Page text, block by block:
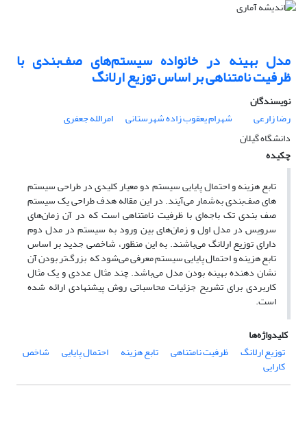
مدل بهینه در خانواده سیستم‌‌های صف‌بندی با
ظرفیت نامتناهی بر اساس توزیع ارلانگ
نویسندگان
رضا زارعی
شهرام یعقوب زاده شهرستانی
امرالله جعفری
دانشگاه گیلان
چکیده
تابع هزینه و احتمال پایایی سیستم دو معیار کلیدی در طراحی سیستم
های صف‌بندی به‌شمار می‌آیند. در این مقاله هدف طراحی یک سیستم
صف بندی تک باجه‌ای با ظرفیت نامتناهی است که ‏در آن زمان‌های
سرویس در مدل اول و زمان‌های بین ورود به سیستم در مدل دوم
دارای توزیع ارلانگ می‌باشند. به این منظور، شاخصی جدید بر اساس
تابع هزینه و احتمال پایایی سیستم معرفی می‌شود که بزرگ‌تر بودن آن
نشان دهنده بهینه بودن مدل می‌باشد. چند مثال عددی و یک مثال
کاربردی برای تشریح جزئیات محاسباتی روش پیشنهادی ارائه شده
است.‏
کلیدواژه‌ها
توزیع ارلانگ
تابع هزینه‌ احتمال پایایی‌ شاخص
کارایی